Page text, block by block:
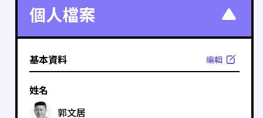
個人檔案
基本資料 編輯
姓名
郭文居